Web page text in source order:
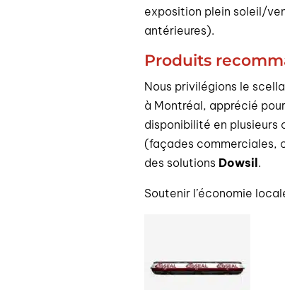
exposition plein soleil/
antérieures).
Produits
Nous privilégions le
à Montréal, apprécié
disponibilité en plusieurs
(façades commerciales,
des solutions Dowsil.
Soutenir l’économie